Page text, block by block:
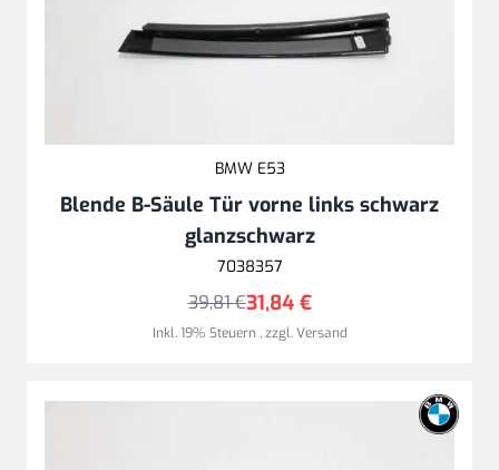
BMW E53
Blende B-Säule Tür vorne links schwarz
glanzschwarz
7038357
31,84 €
39,81 €
Inkl. 19% Steuern,zzgl.Versand